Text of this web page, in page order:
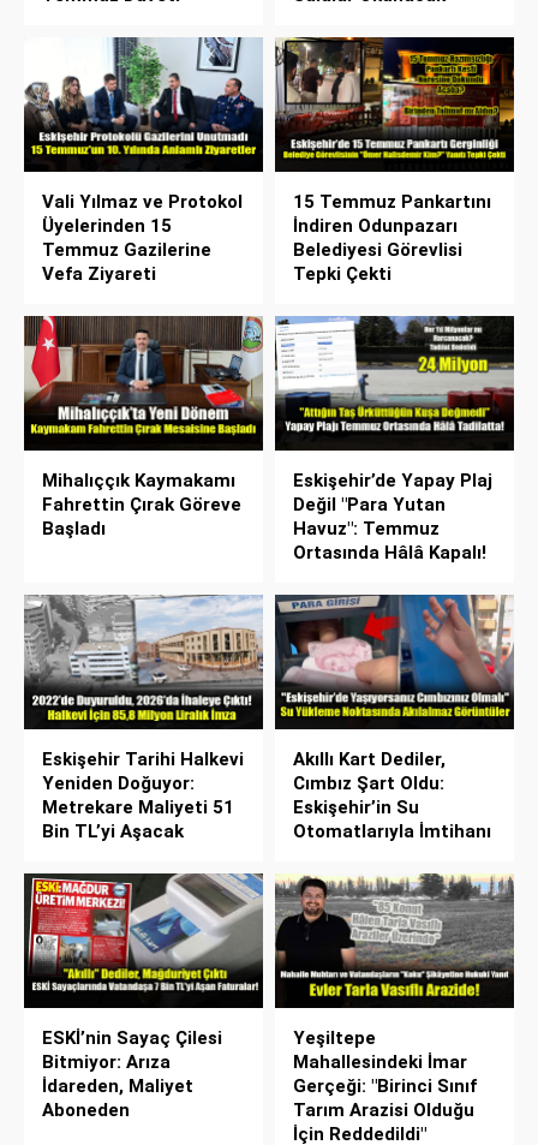
Vali Yılmaz ve Protokol
Üyelerinden 15
Temmuz Gazilerine
Vefa Ziyareti
15 Temmuz Pankartını
İndiren Odunpazarı
Belediyesi Görevlisi
Tepki Çekti
Mihalıççık Kaymakamı
Fahrettin Çırak Göreve
Başladı
Eskişehir’de Yapay Plaj
Değil "Para Yutan
Havuz": Temmuz
Ortasında Hâlâ Kapalı!
Eskişehir Tarihi Halkevi
Yeniden Doğuyor:
Metrekare Maliyeti 51
Bin TL’yi Aşacak
Akıllı Kart Dediler,
Cımbız Şart Oldu:
Eskişehir’in Su
Otomatlarıyla İmtihanı
ESKİ’nin Sayaç Çilesi
Bitmiyor: Arıza
İdareden, Maliyet
Aboneden
Yeşiltepe
Mahallesindeki İmar
Gerçeği: "Birinci Sınıf
Tarım Arazisi Olduğu
İçin Reddedildi"